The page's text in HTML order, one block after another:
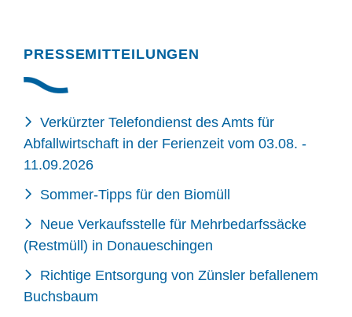
PRESSEMITTEILUNGEN
Verkürzter Telefondienst des Amts für
Abfallwirtschaft in der Ferienzeit vom 03.08. -
11.09.2026
Sommer-Tipps für den Biomüll
Neue Verkaufsstelle für Mehrbedarfssäcke
(Restmüll) in Donaueschingen
Richtige Entsorgung von Zünsler befallenem
Buchsbaum